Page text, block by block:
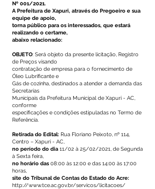
Nº 001/2021.
A Prefeitura de Xapuri, através do Pregoeiro e sua
equipe de apoio,
torna público para os interessados, que estará
realizando o certame,
abaixo relacionado:
OBJETO: Será objeto da presente licitação, Registro
de Preços visando
contratação de empresa para o fornecimento de
Óleo Lubrificante e
Gás de cozinha, destinados a atender a demanda das
Secretarias
Municipais da Prefeitura Municipal de Xapuri - AC,
conforme
especificações e condições estipuladas no Termo de
Referência.
Retirada do Edital: Rua Floriano Peixoto, nº 114,
Centro – Xapuri - AC,
no período do dia 11/02 à 25/02/2021, de Segunda
à Sexta feira,
no horário das 08:00 às 12:00 e das 14:00 às 17:00
horas,
site do Tribunal de Contas do Estado do Acre:
http://www.tce.ac.gov.br/servicos/licitacoes/